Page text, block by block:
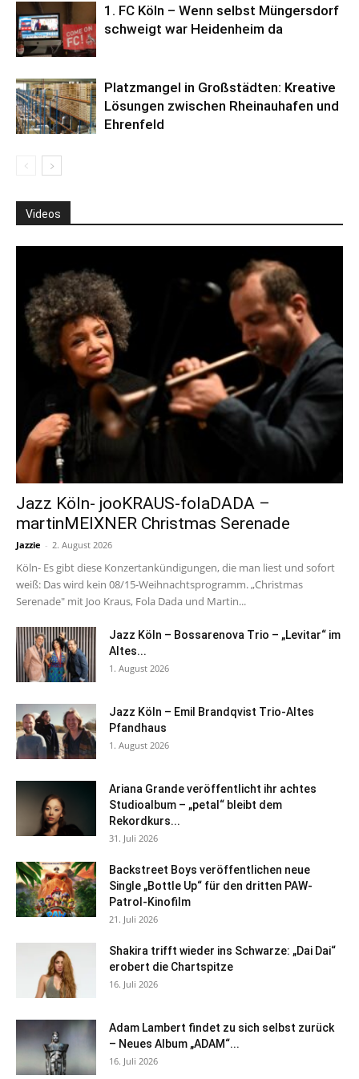
1. FC Köln – Wenn selbst Müngersdorf
schweigt war Heidenheim da
Platzmangel in Großstädten: Kreative
Lösungen zwischen Rheinauhafen und
Ehrenfeld
Videos
Jazz Köln- jooKRAUS-folaDADA –
martinMEIXNER Christmas Serenade
Jazzie - 2. August 2026
Köln- Es gibt diese Konzertankündigungen, die man liest und sofort
weiß: Das wird kein 08/15-Weihnachtsprogramm. „Christmas
Serenade" mit Joo Kraus, Fola Dada und Martin...
Jazz Köln – Bossarenova Trio – „Levitar“ im
Altes...
1. August 2026
Jazz Köln – Emil Brandqvist Trio-Altes
Pfandhaus
1. August 2026
Ariana Grande veröffentlicht ihr achtes
Studioalbum – „petal“ bleibt dem
Rekordkurs...
31. Juli 2026
Backstreet Boys veröffentlichen neue
Single „Bottle Up“ für den dritten PAW-
Patrol-Kinofilm
21. Juli 2026
Shakira trifft wieder ins Schwarze: „Dai Dai“
erobert die Chartspitze
16. Juli 2026
Adam Lambert findet zu sich selbst zurück
– Neues Album „ADAM“...
16. Juli 2026